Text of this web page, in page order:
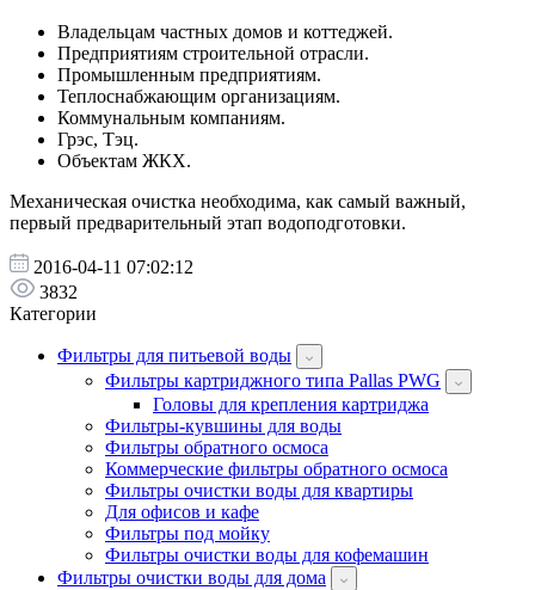
Владельцам частных домов и коттеджей.
Предприятиям строительной отрасли.
Промышленным предприятиям.
Теплоснабжающим организациям.
Коммунальным компаниям.
Грэс, Тэц.
Объектам ЖКХ.
Механическая очистка необходима, как самый важный,
первый предварительный этап водоподготовки.
2016-04-11 07:02:12
3832
Категории
Фильтры для питьевой воды
Фильтры картриджного типа Pallas PWG
Головы для крепления картриджа
Фильтры-кувшины для воды
Фильтры обратного осмоса
Коммерческие фильтры обратного осмоса
Фильтры очистки воды для квартиры
Для офисов и кафе
Фильтры под мойку
Фильтры очистки воды для кофемашин
Фильтры очистки воды для дома